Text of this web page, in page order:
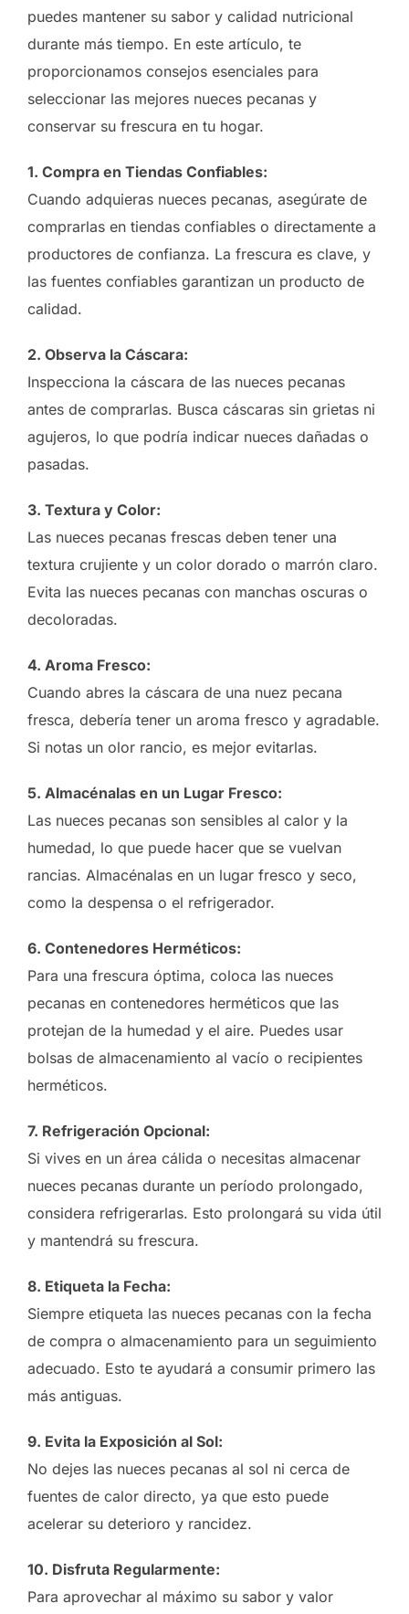
puedes mantener su sabor y calidad nutricional
durante más tiempo. En este artículo, te
proporcionamos consejos esenciales para
seleccionar las mejores nueces pecanas y
conservar su frescura en tu hogar.
1. Compra en Tiendas Confiables:
Cuando adquieras nueces pecanas, asegúrate de
comprarlas en tiendas confiables o directamente a
productores de confianza. La frescura es clave, y
las fuentes confiables garantizan un producto de
calidad.
2. Observa la Cáscara:
Inspecciona la cáscara de las nueces pecanas
antes de comprarlas. Busca cáscaras sin grietas ni
agujeros, lo que podría indicar nueces dañadas o
pasadas.
3. Textura y Color:
Las nueces pecanas frescas deben tener una
textura crujiente y un color dorado o marrón claro.
Evita las nueces pecanas con manchas oscuras o
decoloradas.
4. Aroma Fresco:
Cuando abres la cáscara de una nuez pecana
fresca, debería tener un aroma fresco y agradable.
Si notas un olor rancio, es mejor evitarlas.
5. Almacénalas en un Lugar Fresco:
Las nueces pecanas son sensibles al calor y la
humedad, lo que puede hacer que se vuelvan
rancias. Almacénalas en un lugar fresco y seco,
como la despensa o el refrigerador.
6. Contenedores Herméticos:
Para una frescura óptima, coloca las nueces
pecanas en contenedores herméticos que las
protejan de la humedad y el aire. Puedes usar
bolsas de almacenamiento al vacío o recipientes
herméticos.
7. Refrigeración Opcional:
Si vives en un área cálida o necesitas almacenar
nueces pecanas durante un período prolongado,
considera refrigerarlas. Esto prolongará su vida útil
y mantendrá su frescura.
8. Etiqueta la Fecha:
Siempre etiqueta las nueces pecanas con la fecha
de compra o almacenamiento para un seguimiento
adecuado. Esto te ayudará a consumir primero las
más antiguas.
9. Evita la Exposición al Sol:
No dejes las nueces pecanas al sol ni cerca de
fuentes de calor directo, ya que esto puede
acelerar su deterioro y rancidez.
10. Disfruta Regularmente:
Para aprovechar al máximo su sabor y valor